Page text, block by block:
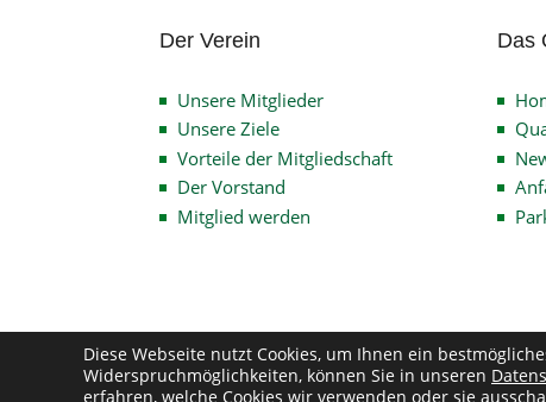
Der Verein
Unsere Mitglieder
Unsere Ziele
Vorteile der Mitgliedschaft
Der Vorstand
Mitglied werden
Das
Diese Webseite nutzt Cookies, um Ihnen ein
Widerspruchmöglichkeiten, können Sie in unseren
erfahren, welche Cookies wir verwenden oder sie